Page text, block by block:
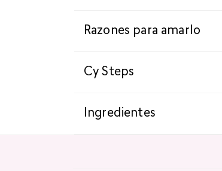
Razones para amarlo
Cy Steps
Ingredientes